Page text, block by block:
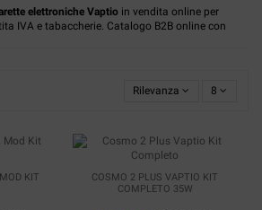
elettroniche Vaptio in vendita online per
IVA e tabaccherie. Catalogo B2B online con
Rilevanza 8
KIT
COSMO 2 PLUS VAPTIO KIT
COMPLETO 35W